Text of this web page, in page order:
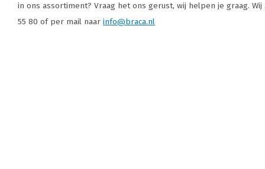
in ons assortiment? Vraag het ons gerust, wij helpen je graag.
55 80 of per mail naar info@braca.nl